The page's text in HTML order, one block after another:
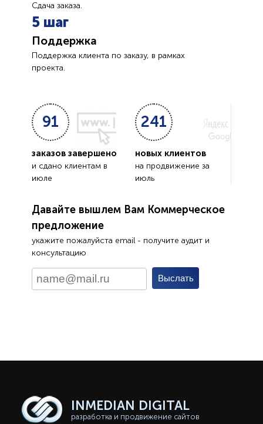
Сдача заказа.
5 шаг
Поддержка
Поддержка клиента по заказу, в рамках
проекта.
91
заказов завершено
и сдано клиентам в
июле
241
новых клиентов
на продвижение за
июль
Давайте вышлем Вам Коммерческое
предложение
укажите пожалуйста email - получите аудит и
консультацию
INMEDIAN DIGITAL
разработка и продвижение сайтов